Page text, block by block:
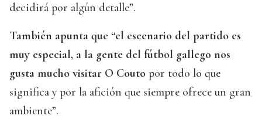
decidirá por algún detalle”.
También apunta que “el escenario del partido es
muy especial, a la gente del fútbol gallego nos
gusta mucho visitar O Couto por todo lo que
significa y por la afición que siempre ofrece un gran
ambiente”.